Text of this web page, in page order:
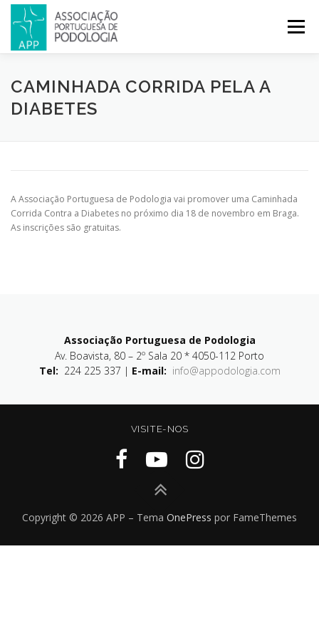
Menu
APP PODOLOGIA LICENCIATURA EM PODOLOGIA
CAMINHADA CORRIDA PELA A
DIABETES
A Associação Portuguesa de Podologia vai promover uma Caminhada
Corrida Contra a Diabetes no próximo dia 18 de novembro em Braga.
As inscrições são gratuitas.
Associação Portuguesa de Podologia
Av. Boavista, 80 – 2º Sala 20 * 4050-112 Porto
Tel: 224 225 337 | E-mail: info@appodologia.com
VISITE-NOS
Copyright © 2026 APP – Tema OnePress por FameThemes